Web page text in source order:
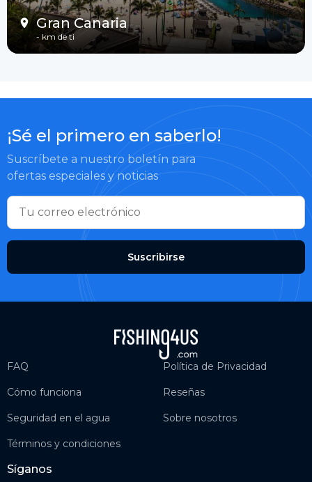
Gran Canaria
- km de ti
¡Sé el primero en saberlo!
Suscríbete a nuestro boletín para
ofertas especiales y noticias
Suscribirse
FAQ
Cómo funciona
Seguridad en el agua
Términos y condiciones
Política de Privacidad
Reseñas
Sobre nosotros
Síganos